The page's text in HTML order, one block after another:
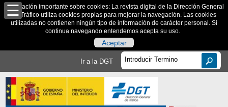
Información importante sobre cookies: La revista digital de la Dirección General
de Tráfico utiliza cookies propias para mejorar la navegación. Las cookies
utilizadas no contienen ningún tipo de información de carácter personal. Si
continua navegando entendemos acepta su uso.
Aceptar
Ir a la DGT